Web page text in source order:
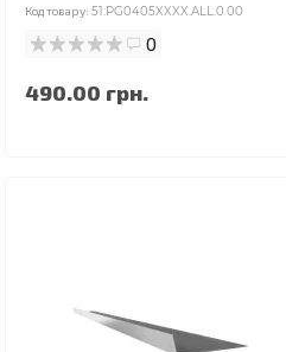
Код товару: 51.PG0405XXXX.ALL.0.00
0
490.00 грн.